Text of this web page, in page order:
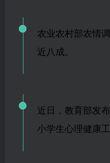
农业农村部农情
近八成。
近日，教育部发
小学生心理健康工